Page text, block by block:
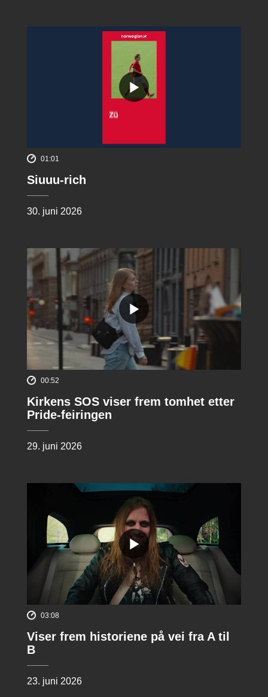
01:01
Siuuu-rich
30. juni 2026
00:52
Kirkens SOS viser frem tomhet etter
Pride-feiringen
29. juni 2026
03:08
Viser frem historiene på vei fra A til
B
23. juni 2026